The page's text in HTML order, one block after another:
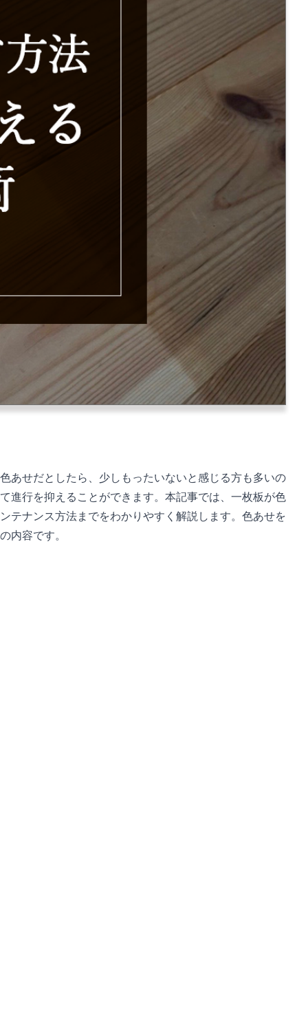
あせだとしたら、少しもったいないと感じる方も多いの
進行を抑えることができます。本記事では、一枚板が色
テナンス方法までをわかりやすく解説します。色あせを
内容です。